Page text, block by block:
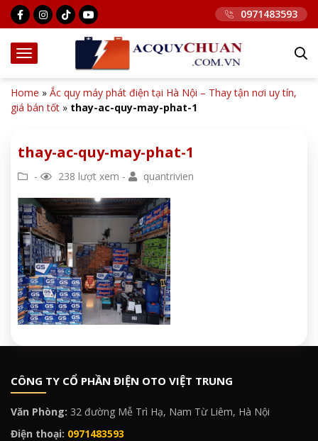
0971483593
Home » Ắc quy máy phát điện tại Hà Nội – Thay tận nơi uy tín,
giá bán tốt » thay-ac-quy-may-phat-1
thay-ac-quy-may-phat-1
- 238 lượt xem - quantrivien
CÔNG TY CỔ PHẦN ĐIỆN OTO VIỆT TRUNG
Văn Phòng: 32 đường Mễ Trì Hạ, Nam Từ Liêm, Hà Nội
Điện thoại: 0971483593